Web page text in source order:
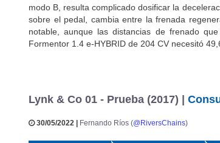
modo B, resulta complicado dosificar la
sobre el pedal, cambia entre la frenada
notable, aunque las distancias de frenado
Formentor 1.4 e-HYBRID de 204 CV necesitó
Lynk & Co 01 - Prueba (2017) |
30/05/2022 | Fernando Ríos (@RiversChains)